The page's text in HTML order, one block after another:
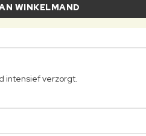
WINKELMAND
intensief verzorgt.